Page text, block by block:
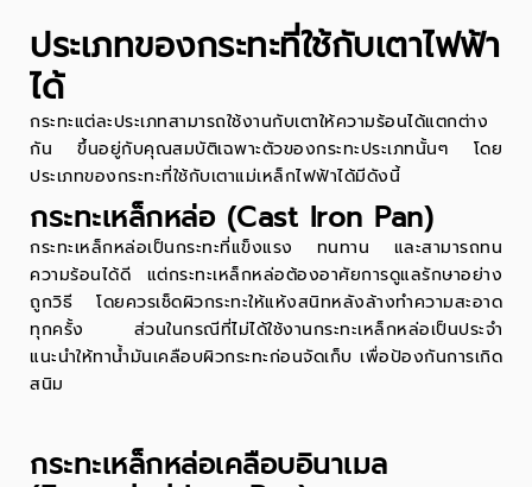
ประเภทของกระทะที่ใช้กับเตาไฟฟ้า
ได้
กระทะแต่ละประเภทสามารถใช้งานกับเตาให้ความร้อนได้แตกต่าง
กัน ขึ้นอยู่กับคุณสมบัติเฉพาะตัวของกระทะประเภทนั้นๆ โดย
ประเภทของกระทะที่ใช้กับเตาแม่เหล็กไฟฟ้าได้มีดังนี้
กระทะเหล็กหล่อ (Cast Iron Pan)
กระทะเหล็กหล่อเป็นกระทะที่แข็งแรง ทนทาน และสามารถทน
ความร้อนได้ดี แต่กระทะเหล็กหล่อต้องอาศัยการดูแลรักษาอย่าง
ถูกวิธี โดยควรเช็ดผิวกระทะให้แห้งสนิทหลังล้างทำความสะอาด
ทุกครั้ง ส่วนในกรณีที่ไม่ได้ใช้งานกระทะเหล็กหล่อเป็นประจำ
แนะนำให้ทาน้ำมันเคลือบผิวกระทะก่อนจัดเก็บ เพื่อป้องกันการเกิด
สนิม
กระทะเหล็กหล่อเคลือบอินาเมล